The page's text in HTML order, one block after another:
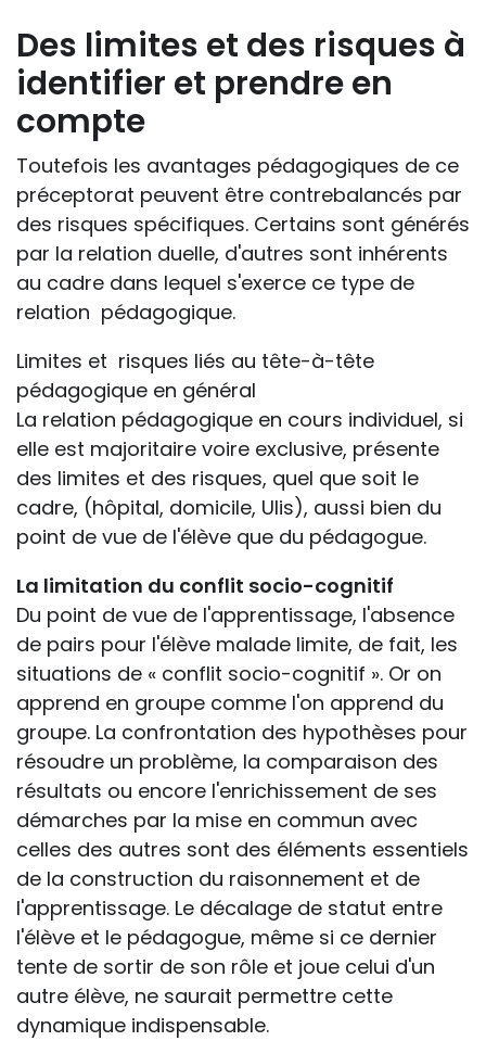
Des limites et des risques à
identifier et prendre en
compte
Toutefois les avantages pédagogiques de ce
préceptorat peuvent être contrebalancés par
des risques spécifiques. Certains sont générés
par la relation duelle, d'autres sont inhérents
au cadre dans lequel s'exerce ce type de
relation pédagogique.
Limites et risques liés au tête-à-tête
pédagogique en général
La relation pédagogique en cours individuel, si
elle est majoritaire voire exclusive, présente
des limites et des risques, quel que soit le
cadre, (hôpital, domicile, Ulis), aussi bien du
point de vue de l'élève que du pédagogue.
La limitation du conflit socio-cognitif
Du point de vue de l'apprentissage, l'absence
de pairs pour l'élève malade limite, de fait, les
situations de « conflit socio-cognitif ». Or on
apprend en groupe comme l'on apprend du
groupe. La confrontation des hypothèses pour
résoudre un problème, la comparaison des
résultats ou encore l'enrichissement de ses
démarches par la mise en commun avec
celles des autres sont des éléments essentiels
de la construction du raisonnement et de
l'apprentissage. Le décalage de statut entre
l'élève et le pédagogue, même si ce dernier
tente de sortir de son rôle et joue celui d'un
autre élève, ne saurait permettre cette
dynamique indispensable.